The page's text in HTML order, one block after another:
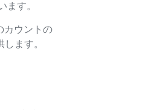
ます。
カウントの
ます。